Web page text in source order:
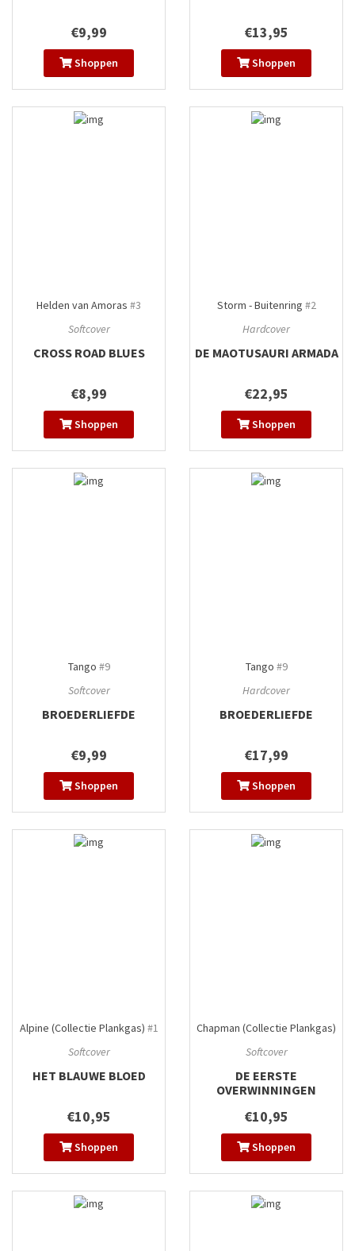
€9,99
Shoppen
€13,95
Shoppen
Helden van Amoras #3
Softcover
CROSS ROAD BLUES
€8,99
Shoppen
Storm - Buitenring #2
Hardcover
DE MAOTUSAURI ARMADA
€22,95
Shoppen
Tango #9
Softcover
BROEDERLIEFDE
€9,99
Shoppen
Tango #9
Hardcover
BROEDERLIEFDE
€17,99
Shoppen
Alpine (Collectie Plankgas) #1
Softcover
HET BLAUWE BLOED
€10,95
Shoppen
Chapman (Collectie Plankgas)
Softcover
DE EERSTE
OVERWINNINGEN
€10,95
Shoppen